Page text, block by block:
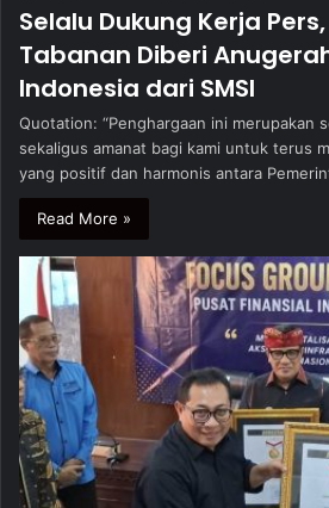
Selalu Dukung Kerja
Tabanan Diberi
Indonesia dari SMSI
Quotation: “Penghargaan ini merupakan
sekaligus amanat bagi kami untuk terus
yang positif dan harmonis antara
Read More »